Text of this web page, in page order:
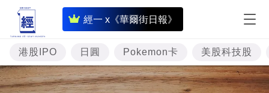
經一 x《華爾街日報》
即
時
財
經
專
港股IPO 日圓 Pokemon卡 美股科技股